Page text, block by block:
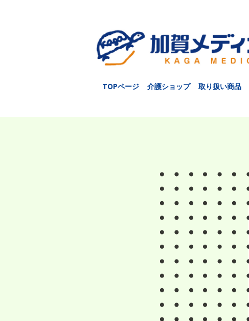
TOPページ 介護ショップ 取り扱い商品